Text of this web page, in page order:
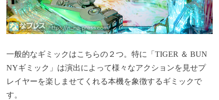
一般的なギミックはこちらの２つ。特に「TIGER ＆ BUN
NYギミック」は演出によって様々なアクションを見せプ
レイヤーを楽しませてくれる本機を象徴するギミックで
す。